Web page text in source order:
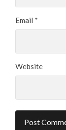
Email *
Website